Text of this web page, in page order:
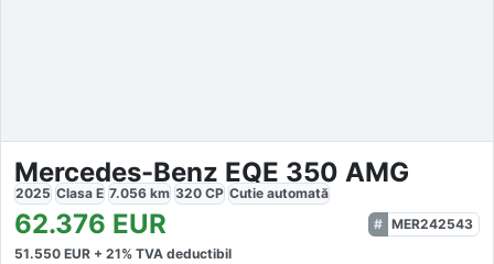
Mercedes-Benz EQE 350 AMG
2025 Clasa E 7.056 km 320 CP Cutie automată
62.376 EUR
MER242543
51.550 EUR + 21% TVA deductibil